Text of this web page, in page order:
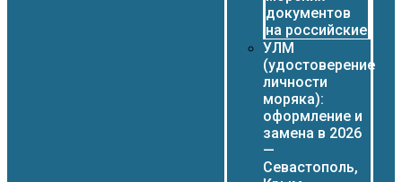
документов
на российские
УЛМ
(удостоверение
личности
моряка):
оформление и
замена в 2026
—
Севастополь,